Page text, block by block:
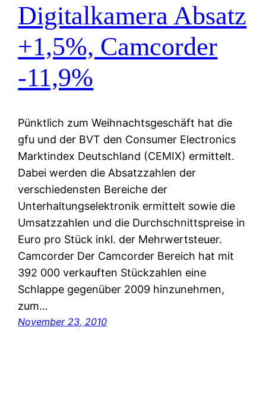
Digitalkamera Absatz
+1,5%, Camcorder
-11,9%
Pünktlich zum Weihnachtsgeschäft hat die
gfu und der BVT den Consumer Electronics
Marktindex Deutschland (CEMIX) ermittelt.
Dabei werden die Absatzzahlen der
verschiedensten Bereiche der
Unterhaltungselektronik ermittelt sowie die
Umsatzzahlen und die Durchschnittspreise in
Euro pro Stück inkl. der Mehrwertsteuer.
Camcorder Der Camcorder Bereich hat mit
392 000 verkauften Stückzahlen eine
Schlappe gegenüber 2009 hinzunehmen,
zum…
November 23, 2010